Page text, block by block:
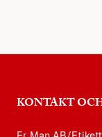
KONTAKT